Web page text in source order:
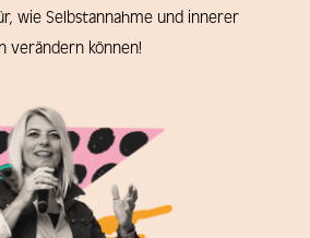
wie Selbstannahme und innerer
verändern können!